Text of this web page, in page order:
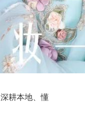
耕本地、懂